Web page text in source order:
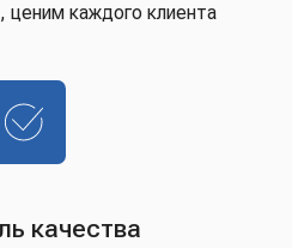
каждого клиента
качества